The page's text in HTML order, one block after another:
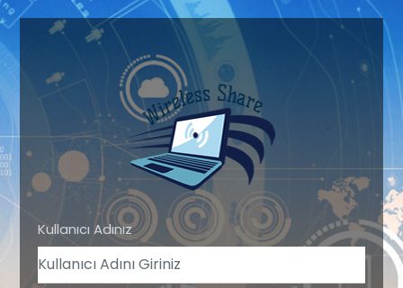
Kullanıcı Adınız